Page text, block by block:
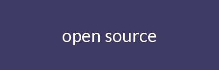
open source